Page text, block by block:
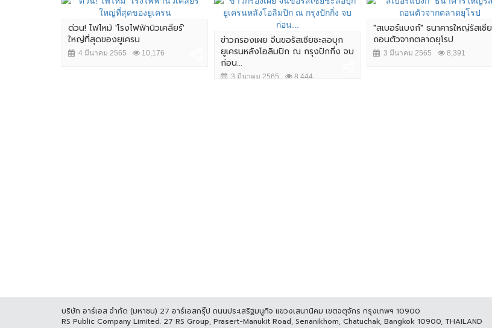
ด่วน! ไฟไหม้ 'โรงไฟฟ้านิวเคลียร์'
ใหญ่ที่สุดของยูเครน
4 มีนาคม 2565 10,176
ข่าวกรองเผย จีนขอรัสเซียชะลอบุก
ยูเครนหลังโอลิมปิก ณ กรุงปักกิ่ง จบ
ก่อน...
3 มีนาคม 2565 8,444
"สเบอร์แบงก์" ธนาคารใหญ่รัสเซีย
ถอนตัวจากตลาดยุโรป
3 มีนาคม 2565 8,391
บริษัท อาร์เอส จำกัด (มหาชน) 27 อาร์เอสกรุ๊ป ถนนประเสริฐมนูกิจ แขวงเสนานิคม เขตจตุจักร กรุงเทพฯ 10900
RS Public Company Limited. 27 RS Group, Prasert-Manukit Road, Senanikhom, Chatuchak, Bangkok 10900, THAILAND